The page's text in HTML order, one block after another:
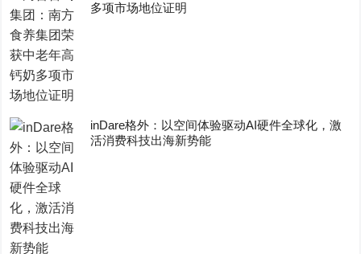
多项市场地位证明
inDare格外：以空间体验驱动AI硬件全球化，激
活消费科技出海新势能